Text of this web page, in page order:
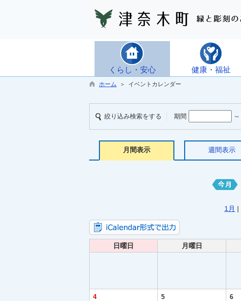
くらし・安心 健康・福祉
ホーム ＞ イベントカレンダー
絞り込み検索をする 期間 ～
月間表示 週間表示
1月 |
日曜日 月曜日
4 5 6